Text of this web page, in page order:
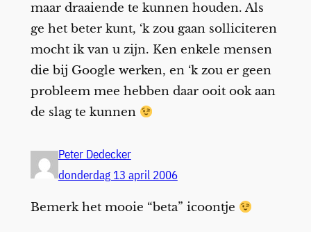
maar draaiende te kunnen houden. Als
ge het beter kunt, ‘k zou gaan solliciteren
mocht ik van u zijn. Ken enkele mensen
die bij Google werken, en ‘k zou er geen
probleem mee hebben daar ooit ook aan
de slag te kunnen
Peter Dedecker
donderdag 13 april 2006
Bemerk het mooie “beta” icoontje